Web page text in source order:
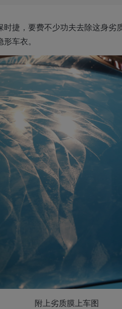
捷，要费不少功夫去除这身劣
车衣。
附上劣质膜上车图